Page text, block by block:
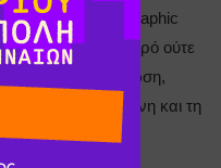
ούτε graphic
βιβλίο ούτε μικρό ούτε
περιπέτεια, γνώση,
στη νοημοσύνη και τη